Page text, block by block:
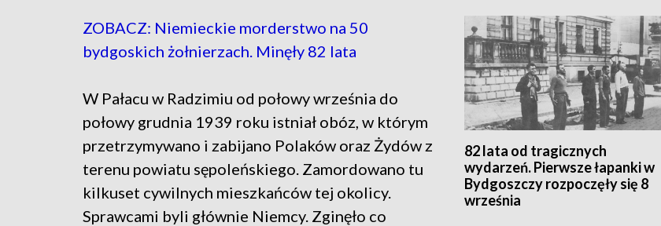
82 lata od tragicznych
wydarzeń. Pierwsze łapanki w
Bydgoszczy rozpoczęły się 8
września
ZOBACZ: Niemieckie morderstwo na 50
bydgoskich żołnierzach. Minęły 82 lata
W Pałacu w Radzimiu od połowy września do
połowy grudnia 1939 roku istniał obóz, w którym
przetrzymywano i zabijano Polaków oraz Żydów z
terenu powiatu sępoleńskiego. Zamordowano tu
kilkuset cywilnych mieszkańców tej okolicy.
Sprawcami byli głównie Niemcy. Zginęło co